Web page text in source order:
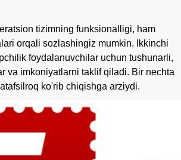
tizimning funksionalligi, ham
orqali sozlashingiz mumkin. Ikkinchi
foydalanuvchilar uchun tushunarli,
va imkoniyatlarni taklif qiladi. Bir nechta
ko'rib chiqishga arziydi.